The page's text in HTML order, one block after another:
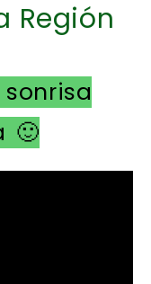
Región
🙂